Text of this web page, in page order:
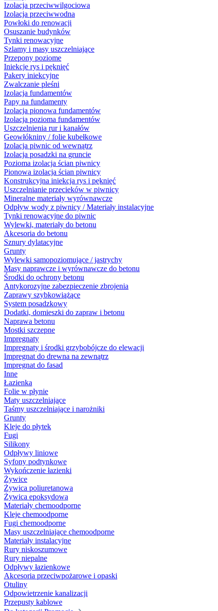
Izolacja przeciwwilgociowa
Izolacja przeciwwodna
Powłoki do renowacji
Osuszanie budynków
Tynki renowacyjne
Szlamy i masy uszczelniające
Przepony poziome
Iniekcje rys i pęknięć
Pakery iniekcyjne
Zwalczanie pleśni
Izolacja fundamentów
Papy na fundamenty
Izolacja pionowa fundamentów
Izolacja pozioma fundamentów
Uszczelnienia rur i kanałów
Geowłókniny / folie kubełkowe
Izolacja piwnic od wewnątrz
Izolacja posadzki na gruncie
Pozioma izolacja ścian piwnicy
Pionowa izolacja ścian piwnicy
Konstrukcyjna iniekcja rys i pęknięć
Uszczelnianie przecieków w piwnicy
Mineralne materiały wyrównawcze
Odpływ wody z piwnicy / Materiały instalacyjne
Tynki renowacyjne do piwnic
Wylewki, materiały do betonu
Akcesoria do betonu
Sznury dylatacyjne
Grunty
Wylewki samopoziomujące / jastrychy
Masy naprawcze i wyrównawcze do betonu
Środki do ochrony betonu
Antykorozyjne zabezpieczenie zbrojenia
Zaprawy szybkowiążące
System posadzkowy
Dodatki, domieszki do zapraw i betonu
Naprawa betonu
Mostki szczepne
Impregnaty
Impregnaty i środki grzybobójcze do elewacji
Impregnat do drewna na zewnątrz
Impregnat do fasad
Inne
Łazienka
Folie w płynie
Maty uszczelniające
Taśmy uszczelniające i narożniki
Grunty
Kleje do płytek
Fugi
Silikony
Odpływy liniowe
Syfony podtynkowe
Wykończenie łazienki
Żywice
Żywica poliuretanowa
Żywica epoksydowa
Materiały chemoodporne
Kleje chemoodporne
Fugi chemoodporne
Masy uszczelniające chemoodporne
Materiały instalacyjne
Rury niskoszumowe
Rury niepalne
Odpływy łazienkowe
Akcesoria przeciwpożarowe i opaski
Otuliny
Odpowietrzenie kanalizacji
Przepusty kablowe